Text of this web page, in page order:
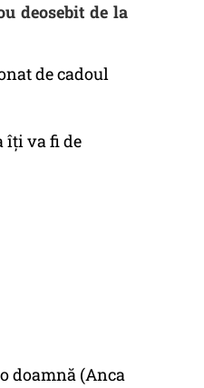
deosebit de la
de cadoul
îți va fi de
doamnă (Anca